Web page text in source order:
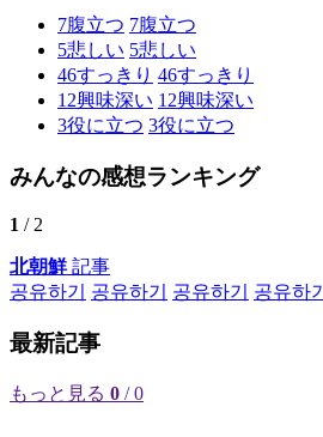
7腹立つ 7腹立つ
5悲しい 5悲しい
46すっきり 46すっきり
12興味深い 12興味深い
3役に立つ 3役に立つ
みんなの感想ランキング
1 / 2
北朝鮮記事
공유하기
공유하기 공유하기 공유하기
最新記事
もっと見る 0 / 0